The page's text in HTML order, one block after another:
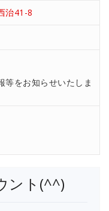
治41-8
等をお知らせいたしま
ント(^^)